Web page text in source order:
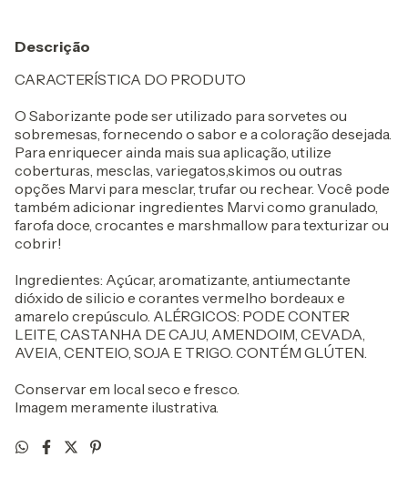
Descrição
CARACTERÍSTICA DO PRODUTO
O Saborizante pode ser utilizado para sorvetes ou
sobremesas, fornecendo o sabor e a coloração desejada.
Para enriquecer ainda mais sua aplicação, utilize
coberturas, mesclas, variegatos,skimos ou outras
opções Marvi para mesclar, trufar ou rechear. Você pode
também adicionar ingredientes Marvi como granulado,
farofa doce, crocantes e marshmallow para texturizar ou
cobrir!
Ingredientes: Açúcar, aromatizante, antiumectante
dióxido de silicio e corantes vermelho bordeaux e
amarelo crepúsculo. ALÉRGICOS: PODE CONTER
LEITE, CASTANHA DE CAJU, AMENDOIM, CEVADA,
AVEIA, CENTEIO, SOJA E TRIGO. CONTÉM GLÚTEN.
Conservar em local seco e fresco.
Imagem meramente ilustrativa.